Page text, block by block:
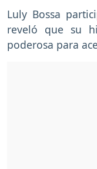
Luly Bossa
reveló que su
poderosa para